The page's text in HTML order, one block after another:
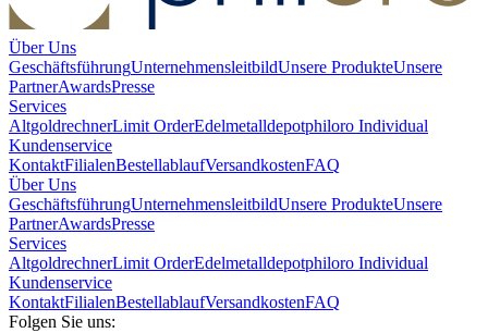
Über Uns
GeschäftsführungUnternehmensleitbildUnsere ProdukteUnsere
PartnerAwardsPresse
Services
AltgoldrechnerLimit OrderEdelmetalldepotphiloro Individual
Kundenservice
KontaktFilialenBestellablaufVersandkostenFAQ
Über Uns
GeschäftsführungUnternehmensleitbildUnsere ProdukteUnsere
PartnerAwardsPresse
Services
AltgoldrechnerLimit OrderEdelmetalldepotphiloro Individual
Kundenservice
KontaktFilialenBestellablaufVersandkostenFAQ
Folgen Sie uns: